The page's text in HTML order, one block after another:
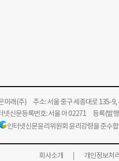
미래(주)주소: 서울 중구 세종대로 135-
넷신문등록번호: 서울 아 02271 등록(발
인터넷신문윤리위원회 윤리강령을 준수
회사소개 개인정보처